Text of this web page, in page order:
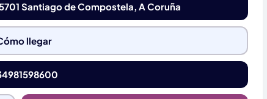
Santiago de Compostela, A Coruña
llegar